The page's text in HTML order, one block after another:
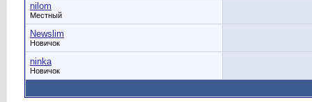
nilom
Местный
Newslim
Новичок
ninka
Новичок